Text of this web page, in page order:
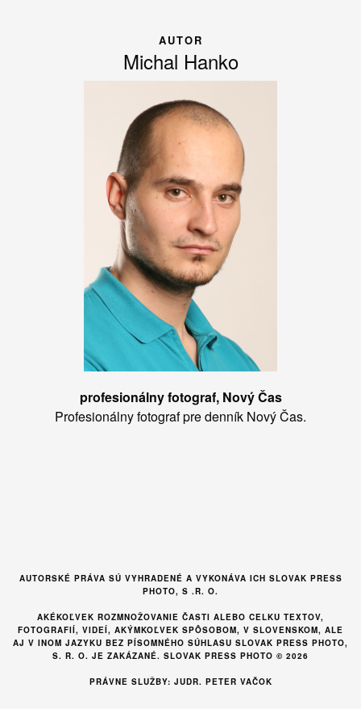
AUTOR
Michal Hanko
profesionálny fotograf, Nový Čas
Profesionálny fotograf pre denník Nový Čas.
AUTORSKÉ PRÁVA SÚ VYHRADENÉ A VYKONÁVA ICH SLOVAK PRESS
PHOTO, S .R. O.
AKÉKOĽVEK ROZMNOŽOVANIE ČASTI ALEBO CELKU TEXTOV,
FOTOGRAFIÍ, VIDEÍ, AKÝMKOĽVEK SPÔSOBOM, V SLOVENSKOM, ALE
AJ V INOM JAZYKU BEZ PÍSOMNÉHO SÚHLASU SLOVAK PRESS PHOTO,
S. R. O. JE ZAKÁZANÉ. SLOVAK PRESS PHOTO © 2026
PRÁVNE SLUŽBY: JUDR. PETER VAČOK